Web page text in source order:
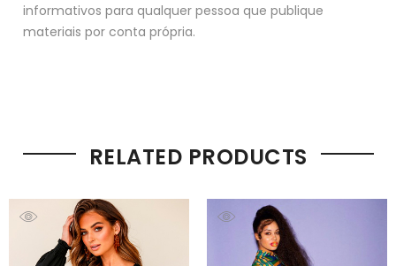
informativos para qualquer pessoa que publique
materiais por conta própria.
RELATED PRODUCTS